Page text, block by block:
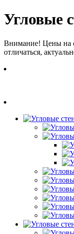
Угловые
Внимание! Цены на
отличаться,